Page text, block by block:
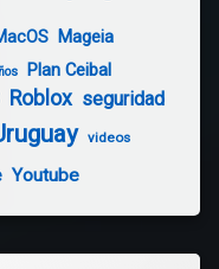
Mageia
Plan Ceibal
Roblox seguridad
videos
Youtube